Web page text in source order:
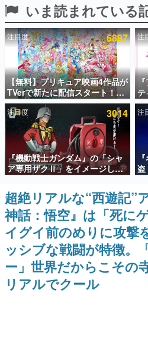
ピックアップ
電ファミのいま読まれている記事ラ
アプリセール情報
インタビュー
連載・特集一覧
殿堂入り記事
SNS拡散数が数千以上！
ど。多くの人々に読まれ
事をまとめました。
ゲームの企画書
名作ゲームクリエイター
聞きし、ヒットする企画
きます。
赫本
この物語を解いてはいけ
の形をした短編ホラー小
新世代に訊く
いま読まれている
注目度 6897
【無料】プリキュア映画4作品が
TVerで新たに配信スタート！な
んと2018年～2024年の映画ほぼ
すべてが見放題に、ぶっちゃけ
ありえないラインナップ
注
定
キ
注目度 3014
『機動戦士ガンダム』の「シャ
ア専用ザクⅡ」をイメージした
散水ホースリールが予約開始。
本体にはシャアのパーソナルマ
ークやジオン公国軍のエンブレ
ム、型式番号などを配置
注
盗
キ
超絶リアルな“西遊記”
神話：悟空』は「死に
イグイ前のめりに攻撃
ッシブな戦闘が特徴。
ー」世界だからこその
リアルでクール